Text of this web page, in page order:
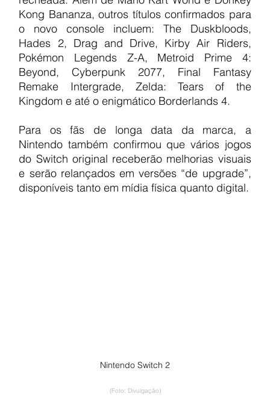
Kong Bananza, outros títulos confirmados para
o novo console incluem: The Duskbloods,
Hades 2, Drag and Drive, Kirby Air Riders,
Pokémon Legends Z-A, Metroid Prime 4:
Beyond, Cyberpunk 2077, Final Fantasy
Remake Intergrade, Zelda: Tears of the
Kingdom e até o enigmático Borderlands 4.
Para os fãs de longa data da marca, a
Nintendo também confirmou que vários jogos
do Switch original receberão melhorias visuais
e serão relançados em versões “de upgrade”,
disponíveis tanto em mídia física quanto digital.
Nintendo Switch 2
(Foto: Divulgação)